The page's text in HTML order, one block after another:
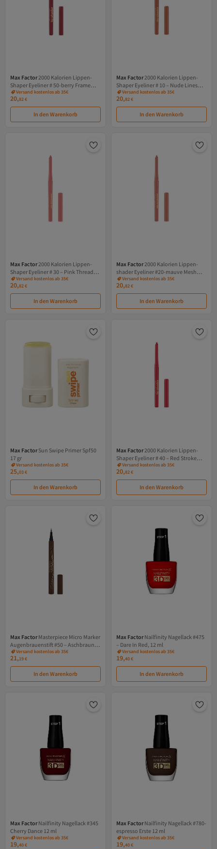
Max Factor2000 Kalorien Lippen-
Shaper Eyeliner # 50-berry Frame
0,35 ml
Versand kostenlos ab 35€
20,82€
In den Warenkorb
Max Factor2000 Kalorien Lippen-
Shaper Eyeliner # 10 – Nude Lines
0,35 ml
Versand kostenlos ab 35€
20,82€
In den Warenkorb
Max Factor 2000 Kalorien Lippen-
Shaper Eyeliner # 30 – Pink Thread
0,35 ml
Versand kostenlos ab 35€
20,82€
In den Warenkorb
Max Factor 2000 Kalorien Lippen-
shader Eyeliner #20-mauve Mesh
0,35 ml
Versand kostenlos ab 35€
20,82€
In den Warenkorb
Max Factor Sun Swipe Primer Spf50
17 gr
Versand kostenlos ab 35€
25,03€
In den Warenkorb
Max Factor2000 Kalorien Lippen-
Shaper Eyeliner # 40 – Red Stroke
0,35 ml
Versand kostenlos ab 35€
20,82€
In den Warenkorb
Max Factor Masterpiece Micro Marker
Augenbrauenstift #50 – Aschbraun, 1
mlVersand kostenlos ab 35€
21,19€
In den Warenkorb
Max Factor Nailfinity Nagellack #475
– Dare In Red, 12 ml
Versand kostenlos ab 35€
19,40€
In den Warenkorb
Max Factor Nailfinity Nagellack #345
Cherry Dance 12 ml
Versand kostenlos ab 35€
19,40€
Max Factor Nailfinity Nagellack #780-
espresso Erste 12 ml
Versand kostenlos ab 35€
19,40€